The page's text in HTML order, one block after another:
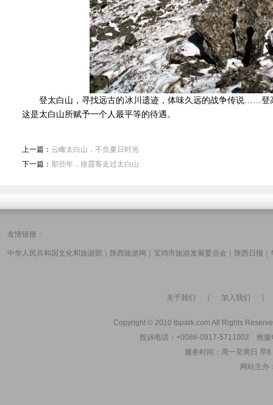
登太白山，寻找远古的冰川遗迹，体味久远的战争传说……登
这是太白山所赋予一个人最平等的待遇。
上一篇： 云瞰太白山，不负夏日时光
下一篇： 那些年，徐霞客走过太白山
友情链接：
中华人民共和国文化和旅游部 陕西旅游网 宝鸡市旅游发展委员会 陕西日报
关于我们 加入我们
Copyright © 2010 tbpark.com All Rights
投诉电话：+0086-0917-5711002 救
服务时间：周一至周日 早
网站主办